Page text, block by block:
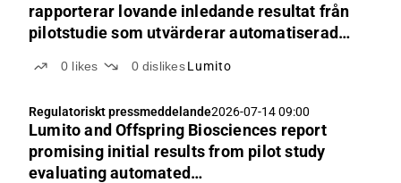
rapporterar lovande inledande resultat från
pilotstudie som utvärderar automatiserad
0 likes 0 dislikes Lumito
Regulatoriskt pressmeddelande2026-07-14 09:00
Lumito and Offspring Biosciences report
promising initial results from pilot study
evaluating automated